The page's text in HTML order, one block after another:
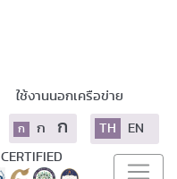
ใช้งานนอกเครือข่าย
ก ก ก TH EN
CERTIFIED